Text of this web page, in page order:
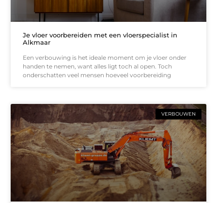
Je vloer voorbereiden met een vloerspecialist in
Alkmaar
Een verbouwing is het ideale moment om je vloer onder
handen te nemen, want alles ligt toch al open. Toch
onderschatten veel mensen hoeveel voorbereiding
VERBOUWEN